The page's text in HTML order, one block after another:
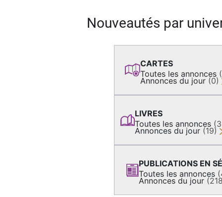
Nouveautés par
CARTES
Toutes les annonces
Annonces du jour (0)
LIVRES
Toutes les annonces
Annonces du jour (19)
PUBLICATIONS EN
Toutes les annonces
Annonces du jour